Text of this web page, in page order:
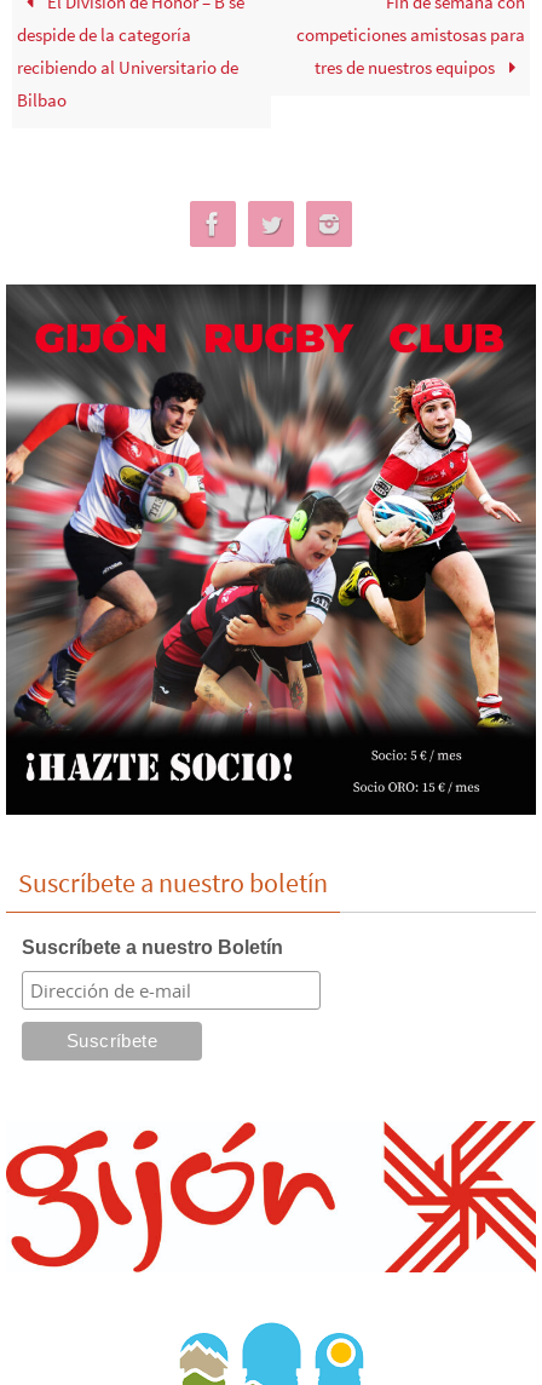
despide de la categoría
recibiendo al Universitario de
Bilbao
competiciones amistosas para
tres de nuestros equipos
Suscríbete a nuestro boletín
Suscríbete a nuestro Boletín